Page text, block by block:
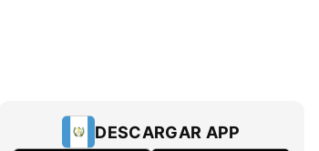
DESCARGAR APP